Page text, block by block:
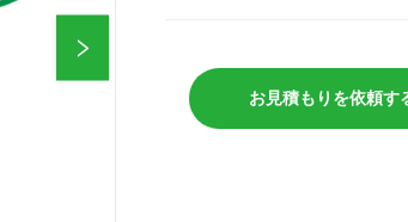
お見積もりを依頼す